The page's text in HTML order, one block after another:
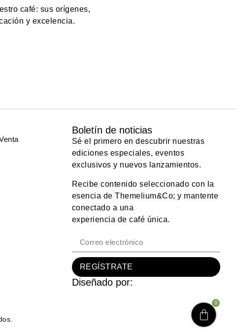
café: sus orígenes,
y excelencia.
Boletín de noticias
Sé el primero en descubrir nuestras
ediciones especiales, eventos
exclusivos y nuevos lanzamientos.
Recibe contenido seleccionado con la
esencia de Themelium&Co; y mantente
conectado a una
experiencia de café única.
REGÍSTRATE
Diseñado por:
0